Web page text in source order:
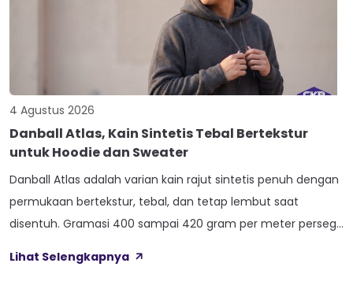
4 Agustus 2026
Danball Atlas, Kain Sintetis Tebal Bertekstur
untuk Hoodie dan Sweater
Danball Atlas adalah varian kain rajut sintetis penuh dengan
permukaan bertekstur, tebal, dan tetap lembut saat
disentuh. Gramasi 400 sampai 420 gram per meter persegi,
Anti Bacterial, dan Anti Kusut, membuat kain ini pas untuk
Lihat Selengkapnya